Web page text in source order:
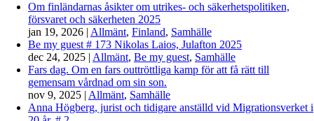
Om finländarnas åsikter om utrikes- och säkerhetspolitiken,
försvaret och säkerheten 2025
jan 19, 2026 | Allmänt, Finland, Samhälle
Be my guest # 173 Nikolas Laios, Julafton 2025
dec 24, 2025 | Allmänt, Be my guest, Samhälle
Fars dag. Om en fars outtröttliga kamp för att få rätt till
gemensam vårdnad om sin son.
nov 9, 2025 | Allmänt, Samhälle
Anna Högberg, jurist och tidigare anställd vid Migrationsverket i